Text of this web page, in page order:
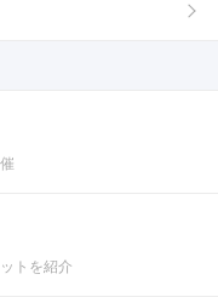
トを紹介